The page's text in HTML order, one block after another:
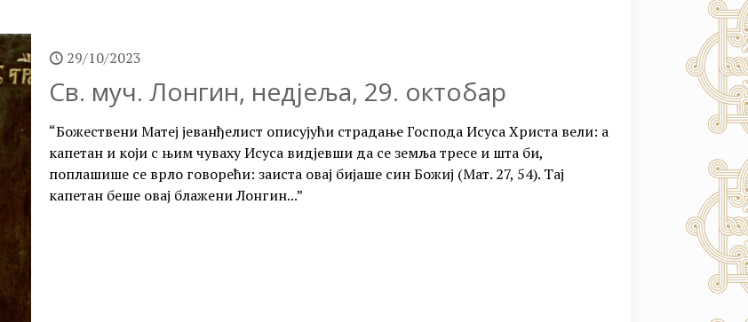
29/10/2023
Св. муч. Лонгин, недјеља, 29. октобар
“Божествени Матеј јеванђелист описујући страдање Господа Исуса Христа вели: а
капетан и који с њим чуваху Исуса видјевши да се земља тресе и шта би,
поплашише се врло говорећи: заиста овај бијаше син Божиј (Мат. 27, 54). Тај
капетан беше овај блажени Лонгин...”